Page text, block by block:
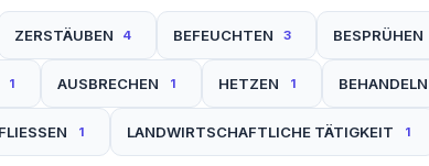
ZERSTÄUBEN 4 BEFEUCHTEN 3 BESPRÜHEN
1 AUSBRECHEN 1 HETZEN 1 BEHANDELN
FLIESSEN 1 LANDWIRTSCHAFTLICHE TÄTIGKEIT 1